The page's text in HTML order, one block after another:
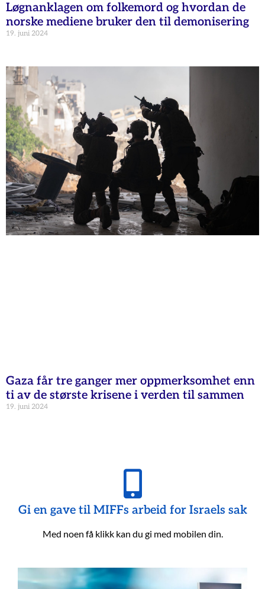
Løgnanklagen om folkemord og hvordan de
norske mediene bruker den til demonisering
19. juni 2024
Gaza får tre ganger mer oppmerksomhet enn
ti av de største krisene i verden til sammen
19. juni 2024
Gi en gave til MIFFs arbeid for Israels sak
Med noen få klikk kan du gi med mobilen din.